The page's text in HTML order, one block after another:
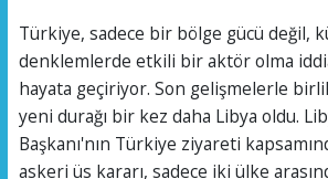
Türkiye, sadece bir bölge gücü değil,
denklemlerde etkili bir aktör olma
hayata geçiriyor. Son gelişmelerle
yeni durağı bir kez daha Libya oldu.
Başkanı'nın Türkiye ziyareti
askeri üs kararı, sadece iki ülke